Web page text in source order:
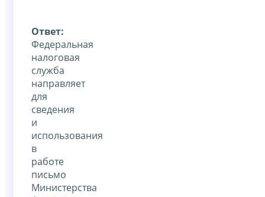
Ответ:
Федеральная
налоговая
служба
направляет
для
сведения
и
использования
в
работе
письмо
Министерства